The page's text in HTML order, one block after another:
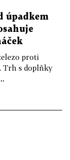
úpadkem
proti
Trh s doplňky